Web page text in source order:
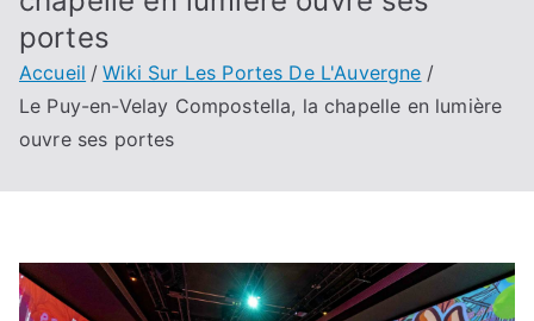
portes
Accueil
Wiki Sur Les Portes De L'Auvergne
Le Puy-en-Velay Compostella, la chapelle en lumière
ouvre ses portes